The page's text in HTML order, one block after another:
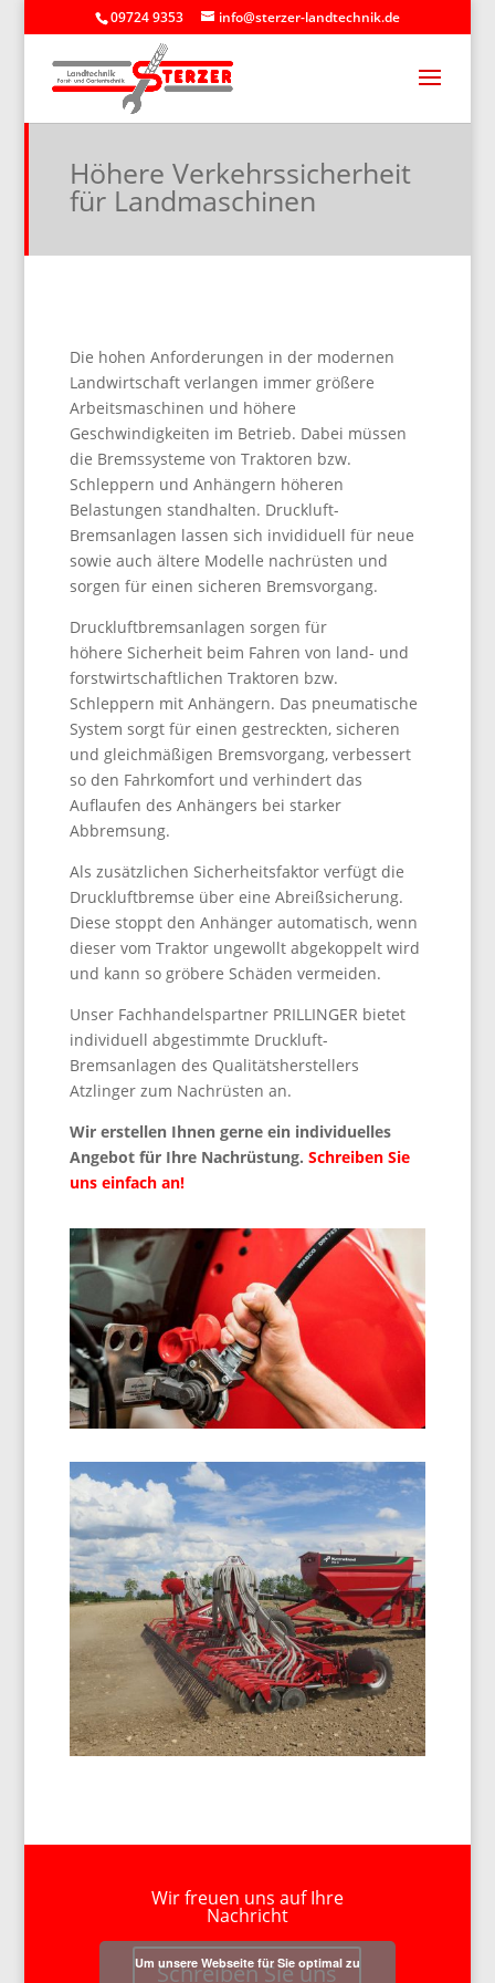
09724 9353 info@sterzer-landtechnik.de
Höhere Verkehrssicherheit
für Landmaschinen
Die hohen Anforderungen in der modernen
Landwirtschaft verlangen immer größere
Arbeitsmaschinen und höhere
Geschwindigkeiten im Betrieb. Dabei müssen
die Bremssysteme von Traktoren bzw.
Schleppern und Anhängern höheren
Belastungen standhalten. Druckluft-
Bremsanlagen lassen sich invididuell für neue
sowie auch ältere Modelle nachrüsten und
sorgen für einen sicheren Bremsvorgang.
Druckluftbremsanlagen sorgen für
höhere Sicherheit beim Fahren von land- und
forstwirtschaftlichen Traktoren bzw.
Schleppern mit Anhängern. Das pneumatische
System sorgt für einen gestreckten, sicheren
und gleichmäßigen Bremsvorgang, verbessert
so den Fahrkomfort und verhindert das
Auflaufen des Anhängers bei starker
Abbremsung.
Als zusätzlichen Sicherheitsfaktor verfügt die
Druckluftbremse über eine Abreißsicherung.
Diese stoppt den Anhänger automatisch, wenn
dieser vom Traktor ungewollt abgekoppelt wird
und kann so gröbere Schäden vermeiden.
Unser Fachhandelspartner PRILLINGER bietet
individuell abgestimmte Druckluft-
Bremsanlagen des Qualitätsherstellers
Atzlinger zum Nachrüsten an.
Wir erstellen Ihnen gerne ein individuelles
Angebot für Ihre Nachrüstung. Schreiben Sie
uns einfach an!
Wir freuen uns auf Ihre
Nachricht
Schreiben Sie uns
Um unsere Webseite für Sie optimal zu